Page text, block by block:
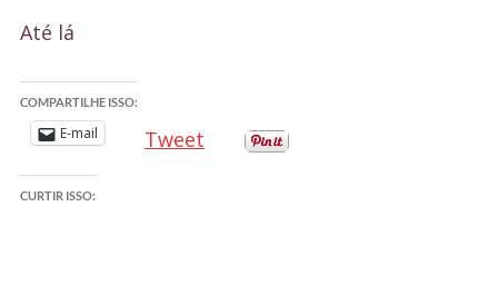
Até lá
COMPARTILHE ISSO:
E-mail Tweet
CURTIR ISSO: